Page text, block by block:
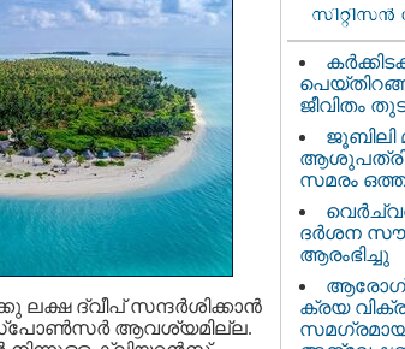
ലക്ഷ ദ്വീപ് സന്ദര്‍ശിക്കാന്‍
സ്പോൺസർ ആവശ്യമില്ല.
ജീവിതം
ജൂബിലി
ആശുപത്രി
സമരം
ദര്‍ശന
ആരംഭിച്ചു
ക്രയ